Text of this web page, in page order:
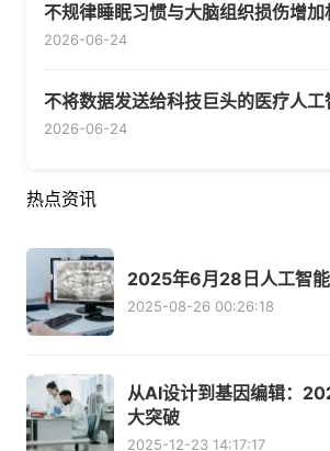
不规律睡眠习惯与大脑组织损伤增加
2026-06-24
不将数据发送给科技巨头的医疗人工
2026-06-24
热点资讯
2025年6月28日人工智
2025-08-26 00:26:18
从AI设计到基因编辑：
大突破
2025-12-23 14:17:17